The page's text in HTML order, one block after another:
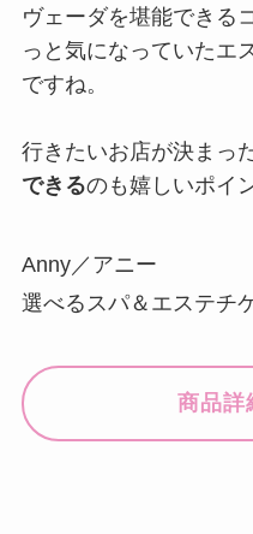
ヴェーダを堪能できる
っと気になっていたエ
ですね。
行きたいお店が決まっ
できるのも嬉しいポイ
Anny／アニー
選べるスパ＆エステチ
商品詳